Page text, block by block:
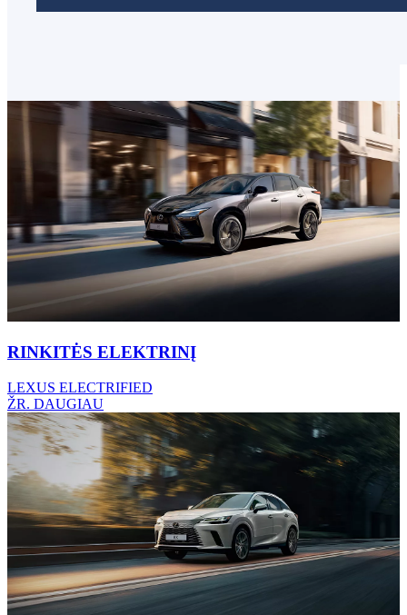
RINKITĖS ELEKTRINĮ
LEXUS ELECTRIFIED
ŽR. DAUGIAU